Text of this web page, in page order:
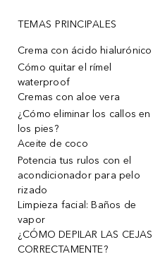
TEMAS PRINCIPALES
Crema con ácido hialurónico
Cómo quitar el rímel
waterproof
Cremas con aloe vera
¿Cómo eliminar los callos en
los pies?
Aceite de coco
Potencia tus rulos con el
acondicionador para pelo
rizado
Limpieza facial: Baños de
vapor
¿CÓMO DEPILAR LAS CEJAS
CORRECTAMENTE?